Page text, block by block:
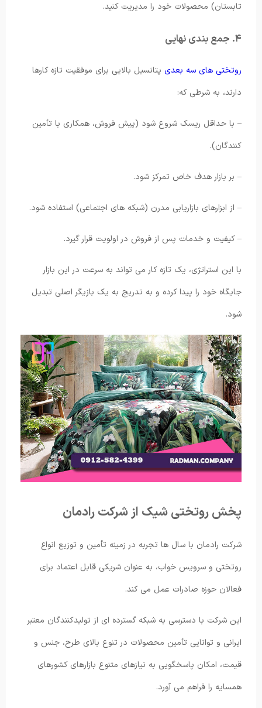
تابستان) محصولات خود را مدیریت کنید.
۴. جمع بندی نهایی
روتختی های سه بعدی پتانسیل بالایی برای موفقیت تازه کارها
دارند، به شرطی که:
– با حداقل ریسک شروع شود (پیش فروش، همکاری با تأمین
کنندگان).
– بر بازار هدف خاص تمرکز شود.
– از ابزارهای بازاریابی مدرن (شبکه های اجتماعی) استفاده شود.
– کیفیت و خدمات پس از فروش در اولویت قرار گیرد.
با این استراتژی، یک تازه کار می تواند به سرعت در این بازار
جایگاه خود را پیدا کرده و به تدریج به یک بازیگر اصلی تبدیل
شود.
پخش روتختی شیک از شرکت رادمان
شرکت رادمان با سال ها تجربه در زمینه تأمین و توزیع انواع
روتختی و سرویس خواب، به عنوان شریکی قابل اعتماد برای
فعالان حوزه صادرات عمل می کند.
این شرکت با دسترسی به شبکه گسترده ای از تولیدکنندگان معتبر
ایرانی و توانایی تأمین محصولات در تنوع بالای طرح، جنس و
قیمت، امکان پاسخگویی به نیازهای متنوع بازارهای کشورهای
همسایه را فراهم می آورد.